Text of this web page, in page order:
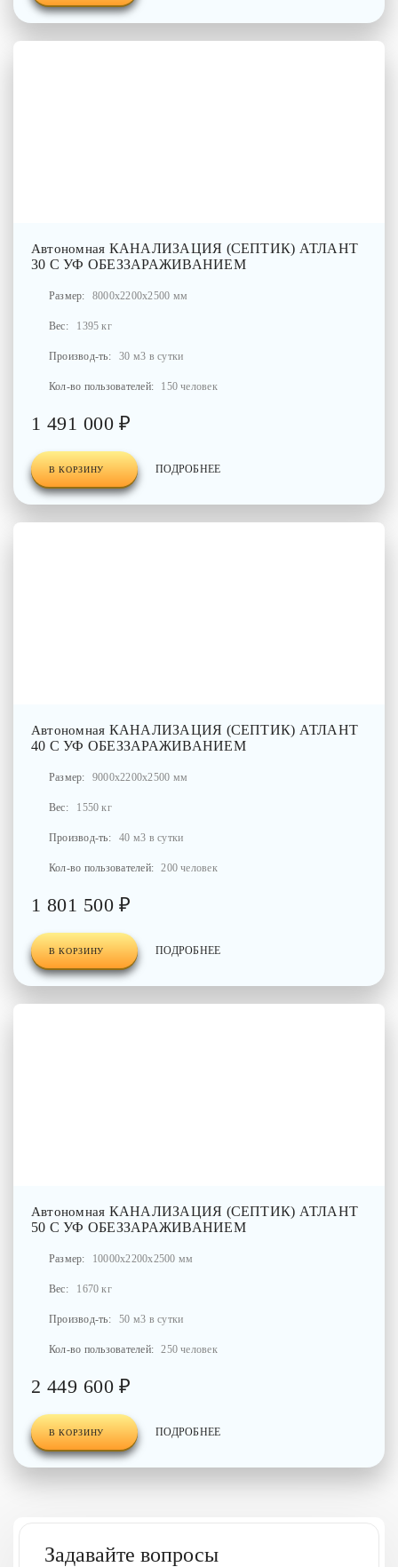
Автономная КАНАЛИЗАЦИЯ (СЕПТИК) АТЛАНТ
30 С УФ ОБЕЗЗАРАЖИВАНИЕМ
Размер: 8000x2200x2500 мм
Вес: 1395 кг
Производ-ть: 30 м3 в сутки
Кол-во пользователей: 150 человек
1 491 000 ₽
В КОРЗИНУ ПОДРОБНЕЕ
Автономная КАНАЛИЗАЦИЯ (СЕПТИК) АТЛАНТ
40 С УФ ОБЕЗЗАРАЖИВАНИЕМ
Размер: 9000x2200x2500 мм
Вес: 1550 кг
Производ-ть: 40 м3 в сутки
Кол-во пользователей: 200 человек
1 801 500 ₽
В КОРЗИНУ ПОДРОБНЕЕ
Автономная КАНАЛИЗАЦИЯ (СЕПТИК) АТЛАНТ
50 С УФ ОБЕЗЗАРАЖИВАНИЕМ
Размер: 10000x2200x2500 мм
Вес: 1670 кг
Производ-ть: 50 м3 в сутки
Кол-во пользователей: 250 человек
2 449 600 ₽
В КОРЗИНУ ПОДРОБНЕЕ
Задавайте вопросы